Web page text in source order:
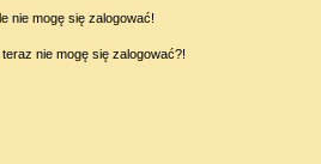
nie mogę się zalogować!
nie mogę się zalogować?!